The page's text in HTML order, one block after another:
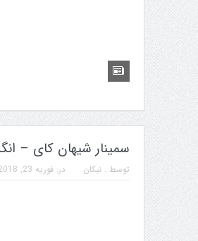
سمینار شیهان کای –
توسط :نیکان در:فوریه 23, 2018